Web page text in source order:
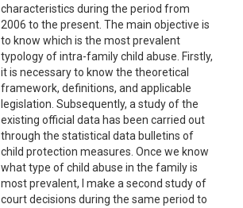
characteristics during the period from
2006 to the present. The main objective is
to know which is the most prevalent
typology of intra-family child abuse. Firstly,
it is necessary to know the theoretical
framework, definitions, and applicable
legislation. Subsequently, a study of the
existing official data has been carried out
through the statistical data bulletins of
child protection measures. Once we know
what type of child abuse in the family is
most prevalent, I make a second study of
court decisions during the same period to